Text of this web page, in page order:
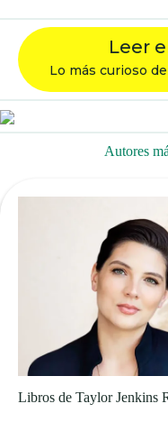
Leer
Lo más curioso
Autores
Libros de Taylor Jenkins